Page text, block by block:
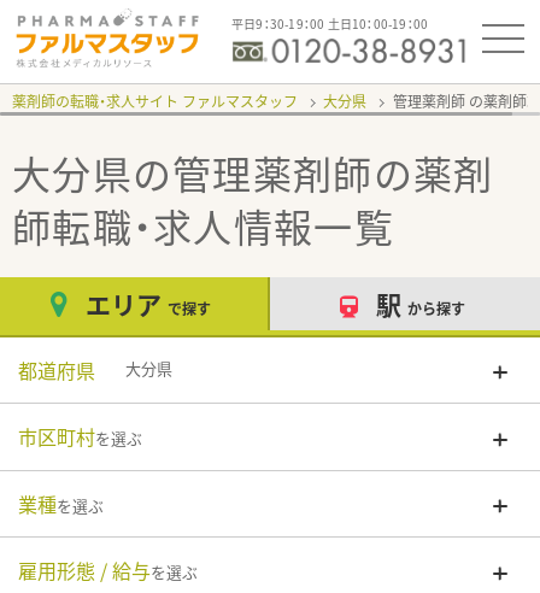
平日9：30-19：00 土日10：00-19：00
薬剤師の転職・求人サイト ファルマスタッフ 大分県 管理薬剤師
大分県の管理薬剤師の薬剤
師転職・求人情報一覧
エリア で探す 駅 から探す
都道府県 大分県
市区町村を選ぶ
業種を選ぶ
雇用形態 / 給与を選ぶ